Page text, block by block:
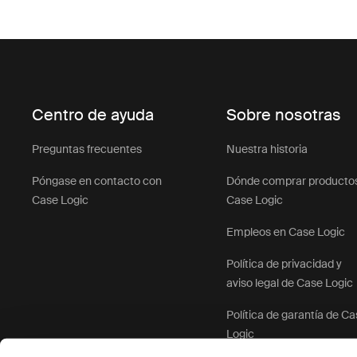
Centro de ayuda
Preguntas frecuentes
Póngase en contacto con
Case Logic
Sobre nosotras
Nuestra historia
Dónde comprar
Case Logic
Empleos en Case Logic
Política de privacidad y
aviso legal de Case Logic
Política de garantía de
Logic